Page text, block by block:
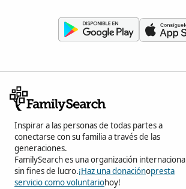
Inspirar a las personas de todas partes a
conectarse con su familia a través de las
generaciones.
FamilySearch es una organización internacional
sin fines de lucro.¡Haz una donaciónopresta
servicio como voluntariohoy!